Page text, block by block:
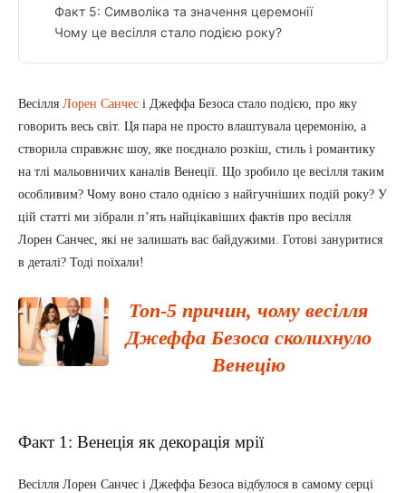
Факт 5: Символіка та значення церемонії
Чому це весілля стало подією року?
Весілля Лорен Санчес і Джеффа Безоса стало подією, про яку
говорить весь світ. Ця пара не просто влаштувала церемонію, а
створила справжнє шоу, яке поєднало розкіш, стиль і романтику
на тлі мальовничих каналів Венеції. Що зробило це весілля таким
особливим? Чому воно стало однією з найгучніших подій року? У
цій статті ми зібрали пʼять найцікавіших фактів про весілля
Лорен Санчес, які не залишать вас байдужими. Готові зануритися
в деталі? Тоді поїхали!
Топ-5 причин, чому весілля
Джеффа Безоса сколихнуло
Венецію
Факт 1: Венеція як декорація мрії
Весілля Лорен Санчес і Джеффа Безоса відбулося в самому серці